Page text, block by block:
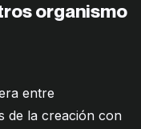
organismo
entre
de la creación con